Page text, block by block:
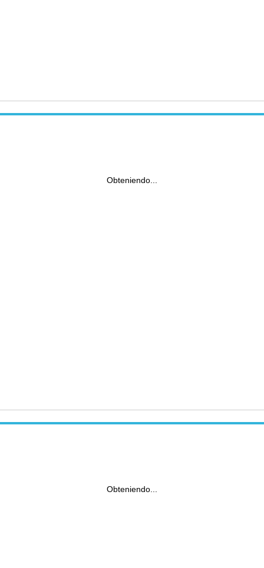
Obteniendo...
Obteniendo...